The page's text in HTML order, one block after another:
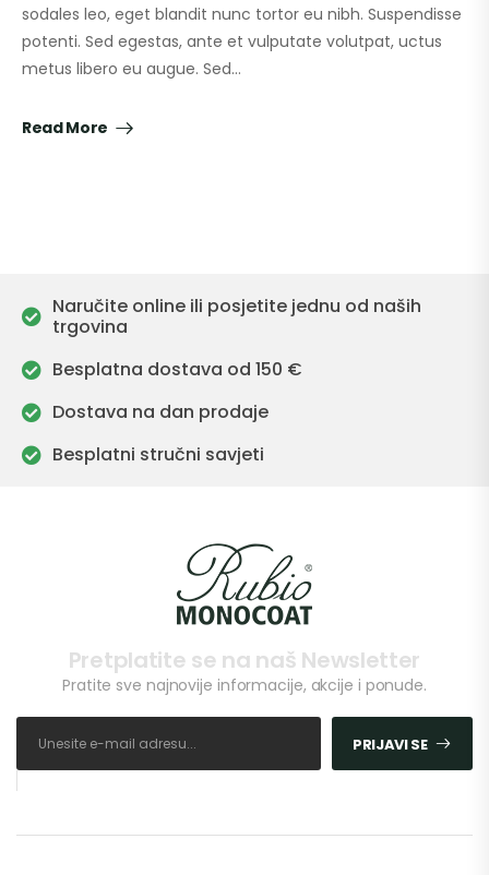
sodales leo, eget blandit nunc tortor eu nibh. Suspendisse
potenti. Sed egestas, ante et vulputate volutpat, uctus
metus libero eu augue. Sed…
Read More
Naručite online ili posjetite jednu od naših
trgovina
Besplatna dostava od 150 €
Dostava na dan prodaje
Besplatni stručni savjeti
Pretplatite se na naš Newsletter
Pratite sve najnovije informacije, akcije i ponude.
PRIJAVI SE